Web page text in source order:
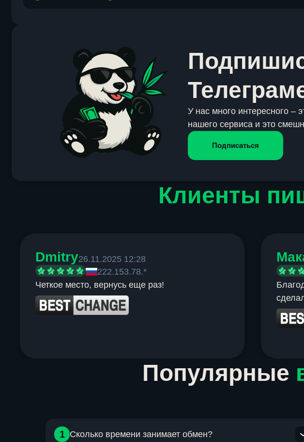
У нас много интересного –
нашего сервиса и это
Подписаться
Клиенты
Dmitry26.11.2025 12:28
222.153.78.*
Четкое место, вернусь еще раз!
Популярные
1 Сколько времени занимает обмен?